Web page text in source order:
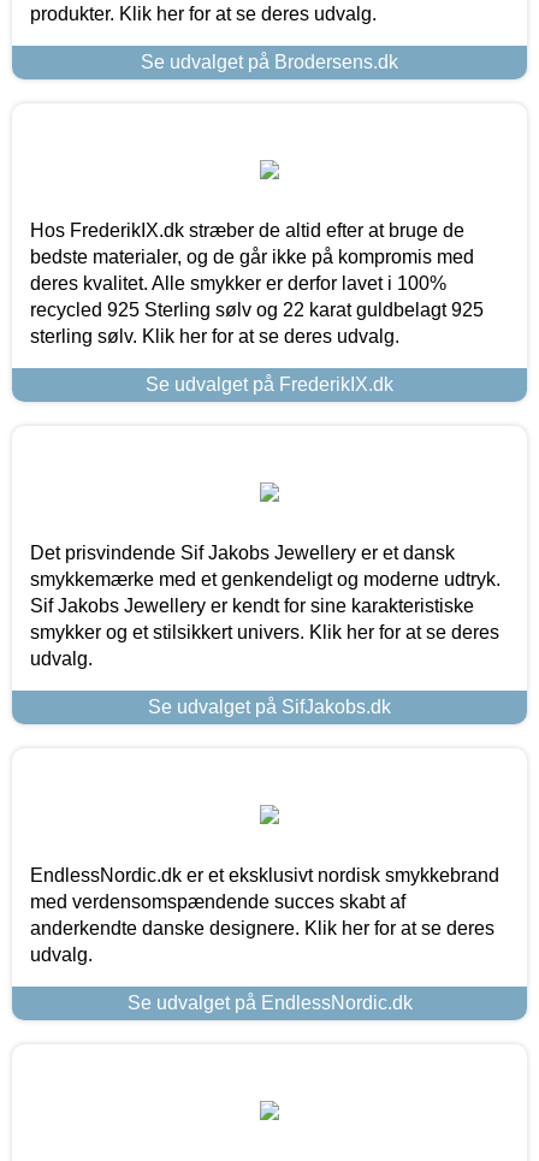
produkter. Klik her for at se deres udvalg.
Se udvalget på Brodersens.dk
Hos FrederikIX.dk stræber de altid efter at bruge de
bedste materialer, og de går ikke på kompromis med
deres kvalitet. Alle smykker er derfor lavet i 100%
recycled 925 Sterling sølv og 22 karat guldbelagt 925
sterling sølv. Klik her for at se deres udvalg.
Se udvalget på FrederikIX.dk
Det prisvindende Sif Jakobs Jewellery er et dansk
smykkemærke med et genkendeligt og moderne udtryk.
Sif Jakobs Jewellery er kendt for sine karakteristiske
smykker og et stilsikkert univers. Klik her for at se deres
udvalg.
Se udvalget på SifJakobs.dk
EndlessNordic.dk er et eksklusivt nordisk smykkebrand
med verdensomspændende succes skabt af
anderkendte danske designere. Klik her for at se deres
udvalg.
Se udvalget på EndlessNordic.dk